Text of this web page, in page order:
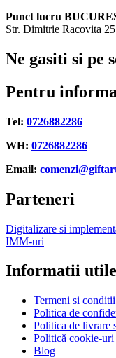
Punct lucru
Str. Dimitrie Racovita
Ne gasiti si pe
Pentru
Tel: 0726882286
WH: 0726882286
Email:
Parteneri
Digitalizare si
IMM-uri
Informatii utile
Termeni si conditii
Politica de
Politica de livrare
Politică cookie-
Blog